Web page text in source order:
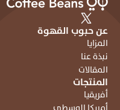
المنتجات
أفريقيا
عن حبوب القهوة
المزايا
نبذة عنا
المقالات